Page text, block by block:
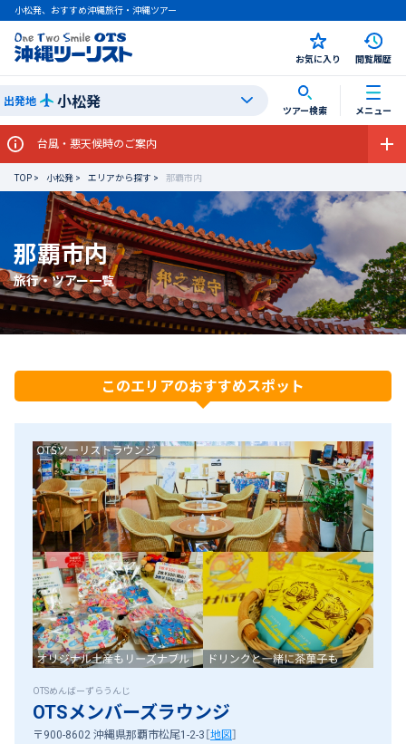
小松発、おすすめ沖縄旅行・沖縄ツアー
お気に入り 閲覧履歴
出発地 小松発 ツアー検索 メニュー
台風・悪天候時のご案内
TOP 小松発 エリアから探す 那覇市内
那覇市内
旅行・ツアー一覧
このエリアのおすすめスポット
OTSめんばーずらうんじ
OTSメンバーズラウンジ
〒900-8602 沖縄県那覇市松尾1-2-3［地図］